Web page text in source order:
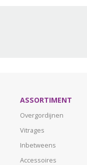
ASSORTIMENT
Overgordijnen
Vitrages
Inbetweens
Accessoires